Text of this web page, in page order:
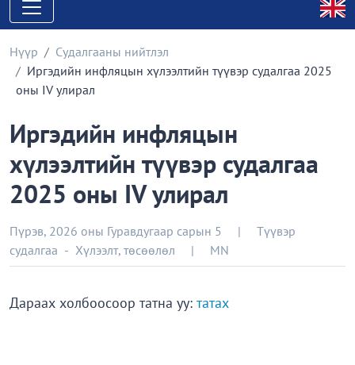
Нүүр
Судалгааны нийтлэл
Иргэдийн инфляцын хүлээлтийн түүвэр судалгаа 2025
оны IV улирал
Иргэдийн инфляцын
хүлээлтийн түүвэр судалгаа
2025 оны IV улирал
Пүрэв, 2026 оны Гуравдугаар сарын 5 |
Түүвэр
судалгаа - Хүлээлт, төсөөлөл | MN
Дараах холбоосоор татна уу: татах